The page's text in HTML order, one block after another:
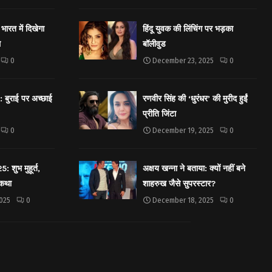
में दिखेगा
0
पर अच्छाई
0
शुभ मुहूर्त,
0
हिंदू युवक की लिंचिंग पर भड़का
बॉलीवुड
December 23, 2025 0
रणवीर सिंह की ‘धुरंधर’ की मुरीद हुईं
प्रीति जिंटा
December 19, 2025 0
अक्षय खन्ना ने बताया: क्यों नहीं बने
शाहरुख जैसे सुपरस्टार?
December 18, 2025 0